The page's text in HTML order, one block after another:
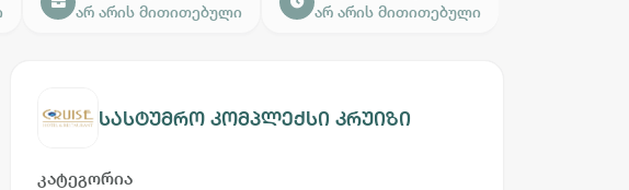
არ არის მითითებული
არ არის მითითებული
სასტუმრო კომპლექსი კრუიზი
კატეგორია